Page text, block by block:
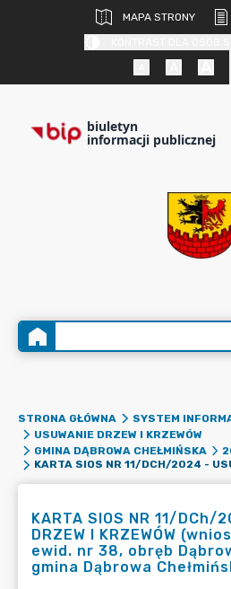
MAPA STRONY
biuletyn
informacji publicznej
STRONA GŁÓWNA
SYSTEM
USUWANIE DRZEW I KRZEWÓW
GMINA DĄBROWA CHEŁMIŃSKA
KARTA SIOS NR 11/DCh/
DRZEW I KRZEWÓW
ewid. nr 38, obręb
gmina Dąbrowa